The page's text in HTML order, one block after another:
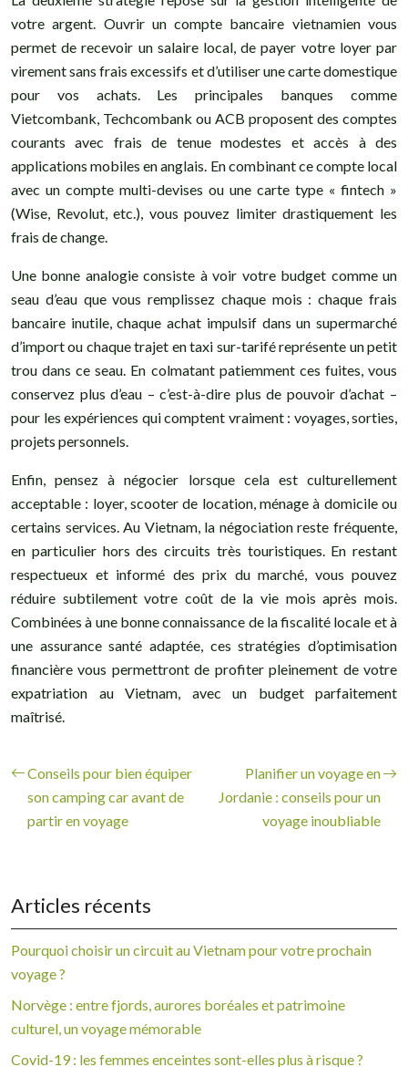
votre argent. Ouvrir un compte bancaire vietnamien vous
permet de recevoir un salaire local, de payer votre loyer par
virement sans frais excessifs et d’utiliser une carte domestique
pour vos achats. Les principales banques comme
Vietcombank, Techcombank ou ACB proposent des comptes
courants avec frais de tenue modestes et accès à des
applications mobiles en anglais. En combinant ce compte local
avec un compte multi-devises ou une carte type « fintech »
(Wise, Revolut, etc.), vous pouvez limiter drastiquement les
frais de change.
Une bonne analogie consiste à voir votre budget comme un
seau d’eau que vous remplissez chaque mois : chaque frais
bancaire inutile, chaque achat impulsif dans un supermarché
d’import ou chaque trajet en taxi sur-tarifé représente un petit
trou dans ce seau. En colmatant patiemment ces fuites, vous
conservez plus d’eau – c’est-à-dire plus de pouvoir d’achat –
pour les expériences qui comptent vraiment : voyages, sorties,
projets personnels.
Enfin, pensez à négocier lorsque cela est culturellement
acceptable : loyer, scooter de location, ménage à domicile ou
certains services. Au Vietnam, la négociation reste fréquente,
en particulier hors des circuits très touristiques. En restant
respectueux et informé des prix du marché, vous pouvez
réduire subtilement votre coût de la vie mois après mois.
Combinées à une bonne connaissance de la fiscalité locale et à
une assurance santé adaptée, ces stratégies d’optimisation
financière vous permettront de profiter pleinement de votre
expatriation au Vietnam, avec un budget parfaitement
maîtrisé.
Conseils pour bien équiper
son camping car avant de
partir en voyage
Planifier un voyage en
Jordanie : conseils pour un
voyage inoubliable
Articles récents
Pourquoi choisir un circuit au Vietnam pour votre prochain
voyage ?
Norvège : entre fjords, aurores boréales et patrimoine
culturel, un voyage mémorable
Covid-19 : les femmes enceintes sont-elles plus à risque ?